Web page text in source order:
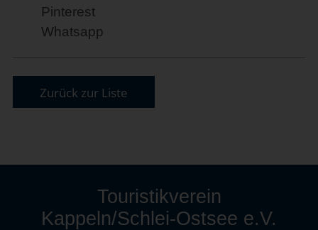
Pinterest
Whatsapp
Zurück zur Liste
Touristikverein
Kappeln/Schlei-Ostsee e.V.